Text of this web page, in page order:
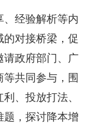
、经验解析等内
对接桥梁，促
请政府部门、广
共同参与，围
、投放打法、
题，探讨降本增